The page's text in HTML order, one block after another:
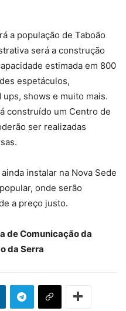
a população de Taboão
será a construção
estimada em 800
espetáculos,
shows e muito mais.
construído um Centro de
ser realizadas
instalar na Nova Sede
onde serão
a preço justo.
de Comunicação da
da Serra